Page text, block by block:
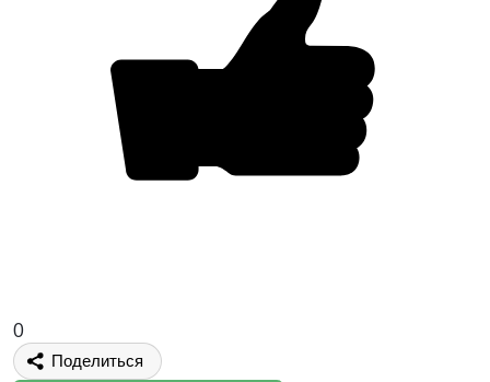
0
Поделиться